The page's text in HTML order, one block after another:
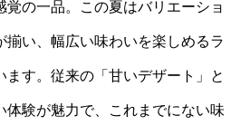
覚の一品。この夏はバリエーショ
揃い、幅広い味わいを楽しめるラ
ます。従来の「甘いデザート」と
体験が魅力で、これまでにない味